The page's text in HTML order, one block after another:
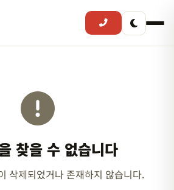
찾을 수 없습니다
삭제되었거나 존재하지 않습니다.